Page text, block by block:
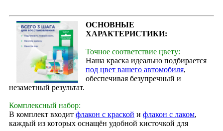
ОСНОВНЫЕ
ХАРАКТЕРИСТИКИ:
Точное соответствие цвету:
Наша краска идеально подбирается
под цвет вашего автомобиля,
обеспечивая безупречный и
незаметный результат.
Комплексный набор:
В комплект входит флакон с краской и флакон с лаком,
каждый из которых оснащён удобной кисточкой для